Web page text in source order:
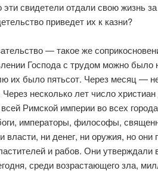
свидетели отдали свою жизнь
приведет их к казни?
— такое же
Господа с трудом можно было
их было пятьсот. Через месяц —
несколько лет число христиан
Римской империи во всех
императоры, философы,
власти, ни денег, ни оружия, но
и рабов. Они утверждали
среди возрастающего зла,